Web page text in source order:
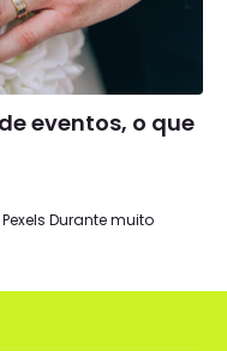
eventos, o que
Durante muito